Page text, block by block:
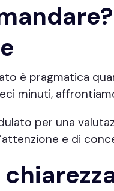
è pragmatica
minuti,
per una
e di